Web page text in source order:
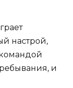
настрой,
и